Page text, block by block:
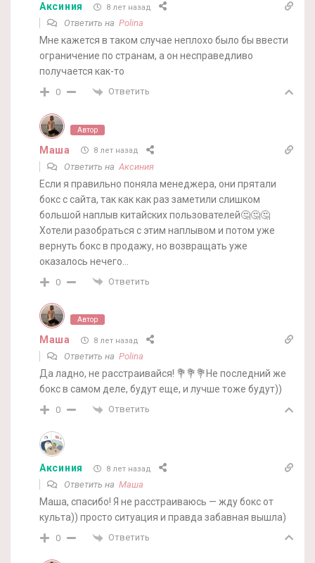
Аксиния 8 лет назад
Ответить на Polina
Мне кажется в таком случае неплохо было бы ввести
ограничение по странам, а он несправедливо
получается как-то
0 Ответить
Автор
Маша 8 лет назад
Ответить на Аксиния
Если я правильно поняла менеджера, они прятали
бокс с сайта, так как как раз заметили слишком
большой наплыв китайских пользователей🤔🤔🤔
Хотели разобраться с этим наплывом и потом уже
вернуть бокс в продажу, но возвращать уже
оказалось нечего…
0 Ответить
Автор
Маша 8 лет назад
Ответить на Polina
Да ладно, не расстраивайся! 💐💐💐Не последний же
бокс в самом деле, будут еще, и лучше тоже будут))
0 Ответить
Аксиния 8 лет назад
Ответить на Маша
Маша, спасибо! Я не расстраиваюсь — жду бокс от
культа)) просто ситуация и правда забавная вышла)
0 Ответить